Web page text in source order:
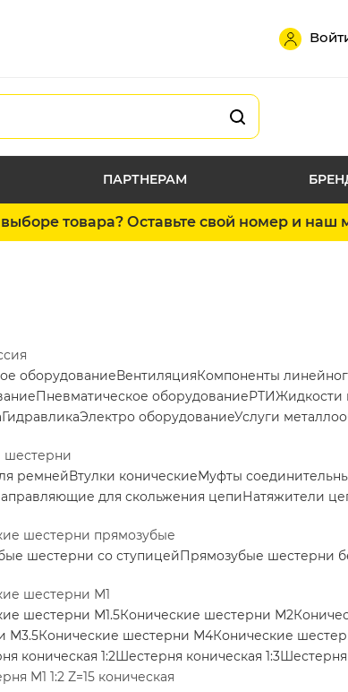
ПАРТНЕРАМ
товара? Оставьте свой номер и
оборудованиеВентиляцияКомпоненты
Пневматическое оборудованиеРТИЖидкости
ГидравликаЭлектро оборудованиеУслуги
шестерни
ремнейВтулки коническиеМуфты
для скольжения цепиНатяжители
шестерни прямозубые
шестерни со ступицейПрямозубые шестерни
шестерни М1
шестерни М1.5Конические шестерни М2
М3.5Конические шестерни М4Конические
коническая 1:2Шестерня коническая 1:3Шестерня
M1 1:2 Z=15 коническая